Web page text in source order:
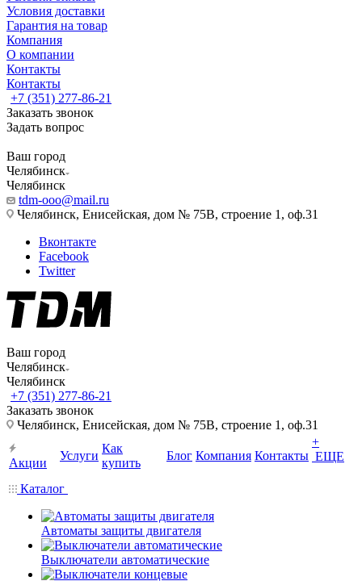
Условия доставки
Гарантия на товар
Компания
О компании
Контакты
Контакты
+7 (351) 277-86-21
Заказать звонок
Задать вопрос
Ваш город
Челябинск
Челябинск
tdm-ooo@mail.ru
Челябинск, Енисейская, дом № 75В, строение 1, оф.31
Вконтакте
Facebook
Twitter
Ваш город
Челябинск
Челябинск
+7 (351) 277-86-21
Заказать звонок
Челябинск, Енисейская, дом № 75В, строение 1, оф.31
Акции
Услуги
Как
купить
Блог Компания Контакты
+
ЕЩЕ
Каталог
Автоматы защиты двигателя
Выключатели автоматические